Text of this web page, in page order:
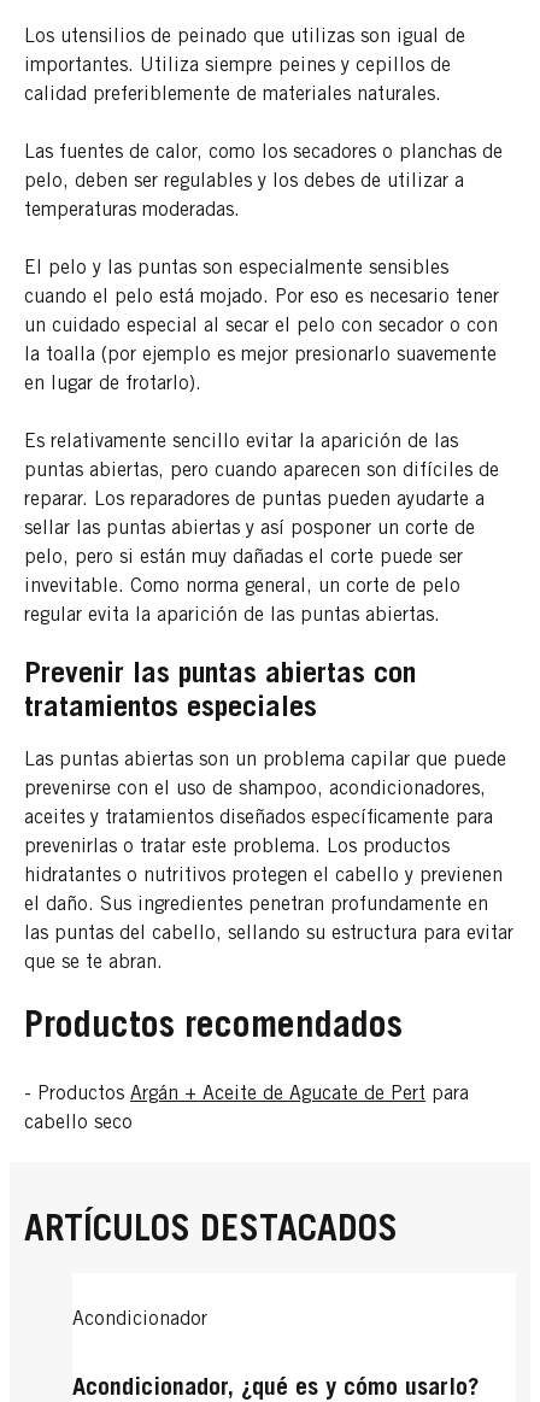
Los utensilios de peinado que utilizas son igual de
importantes. Utiliza siempre peines y cepillos de
calidad preferiblemente de materiales naturales.
Las fuentes de calor, como los secadores o planchas de
pelo, deben ser regulables y los debes de utilizar a
temperaturas moderadas.
El pelo y las puntas son especialmente sensibles
cuando el pelo está mojado. Por eso es necesario tener
un cuidado especial al secar el pelo con secador o con
la toalla (por ejemplo es mejor presionarlo suavemente
en lugar de frotarlo).
Es relativamente sencillo evitar la aparición de las
puntas abiertas, pero cuando aparecen son difíciles de
reparar. Los reparadores de puntas pueden ayudarte a
sellar las puntas abiertas y así posponer un corte de
pelo, pero si están muy dañadas el corte puede ser
invevitable. Como norma general, un corte de pelo
regular evita la aparición de las puntas abiertas.
Prevenir las puntas abiertas con
tratamientos especiales
Las puntas abiertas son un problema capilar que puede
prevenirse con el uso de shampoo, acondicionadores,
aceites y tratamientos diseñados específicamente para
prevenirlas o tratar este problema. Los productos
hidratantes o nutritivos protegen el cabello y previenen
el daño. Sus ingredientes penetran profundamente en
las puntas del cabello, sellando su estructura para evitar
que se te abran.
Productos recomendados
- Productos Argán + Aceite de Agucate de Pert para
cabello seco
ARTÍCULOS DESTACADOS
Acondicionador
Acondicionador, ¿qué es y cómo usarlo?